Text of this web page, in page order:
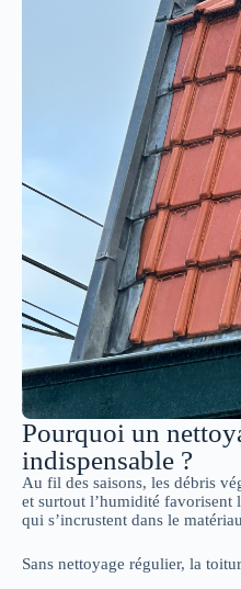
Pourquoi un
indispensable ?
Au fil des saisons, les débris
et surtout l’humidité favorisent
qui s’incrustent dans le
Sans nettoyage régulier, la